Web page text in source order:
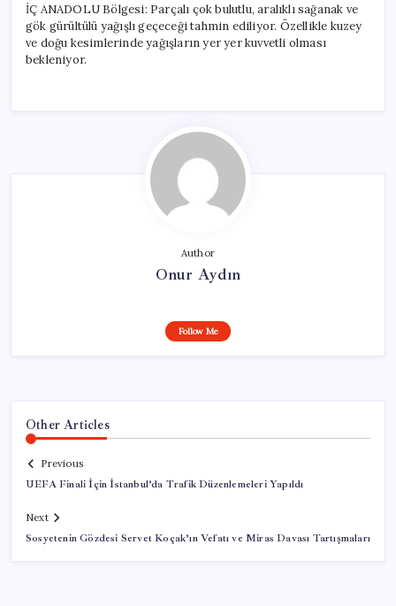
İÇ ANADOLU Bölgesi: Parçalı çok bulutlu, aralıklı sağanak ve
gök gürültülü yağışlı geçeceği tahmin ediliyor. Özellikle kuzey
ve doğu kesimlerinde yağışların yer yer kuvvetli olması
bekleniyor.
Author
Onur Aydın
Follow Me
Other Articles
Previous
UEFA Finali İçin İstanbul’da Trafik Düzenlemeleri Yapıldı
Next
Sosyetenin Gözdesi Servet Koçak’ın Vefatı ve Miras Davası Tartışmaları